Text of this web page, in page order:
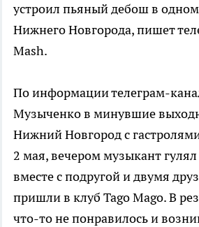
устроил пьяный дебош в
Нижнего Новгорода, пишет
Mash.
По информации телеграм-
Музыченко в минувшие
Нижний Новгород с
2 мая, вечером музыкант
вместе с подругой и двумя
пришли в клуб Tago Mago. В
что-то не понравилось и